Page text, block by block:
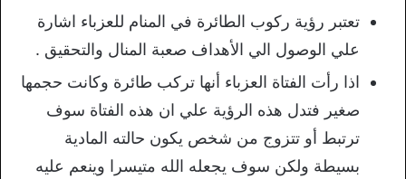
تعتبر رؤية ركوب الطائرة في المنام للعزباء اشارة
علي الوصول الي الأهداف صعبة المنال والتحقيق .
اذا رأت الفتاة العزباء أنها تركب طائرة وكانت حجمها
صغير فتدل هذه الرؤية علي ان هذه الفتاة سوف
ترتبط أو تتزوج من شخص يكون حالته المادية
بسيطة ولكن سوف يجعله الله متيسرا وينعم عليه